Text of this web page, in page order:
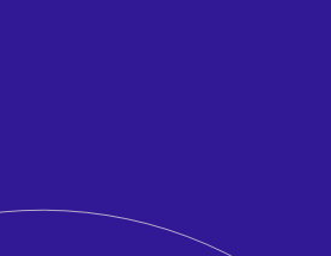
uživatele na různých stránkách
pouze obsah ze správné instance.
Útoky CSRF jsou typ útoku, při
a k prevenci útoků CSRF.